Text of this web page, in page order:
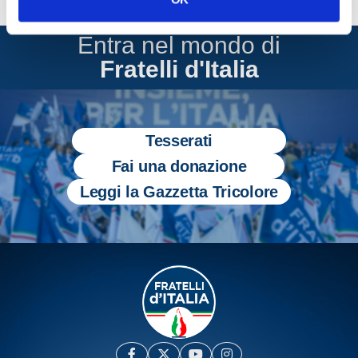
Entra nel mondo di
Fratelli d'Italia
Tesserati
Fai una donazione
Leggi la Gazzetta Tricolore